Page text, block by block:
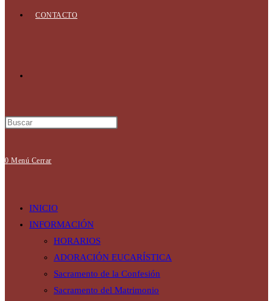
CONTACTO
0 Menú Cerrar
INICIO
INFORMACIÓN
HORARIOS
ADORACIÓN EUCARÍSTICA
Sacramento de la Confesión
Sacramento del Matrimonio